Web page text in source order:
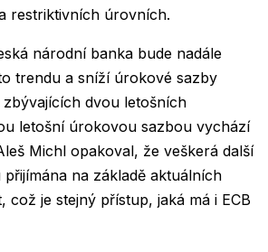
restriktivních úrovních.
národní banka bude nadále
trendu a sníží úrokové sazby
dvou letošních
letošní úrokovou sazbou vychází
Michl opakoval, že veškerá další
na základě aktuálních
což je stejný přístup, jaká má i ECB